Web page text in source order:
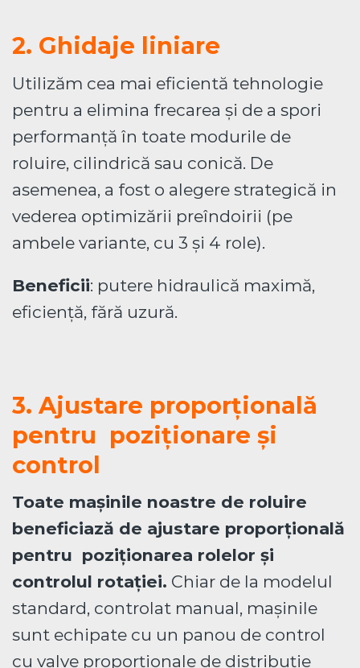
2. Ghidaje liniare
Utilizăm cea mai eficientă tehnologie
pentru a elimina frecarea și de a spori
performanță în toate modurile de
roluire, cilindrică sau conică. De
asemenea, a fost o alegere strategică in
vederea optimizării preîndoirii (pe
ambele variante, cu 3 și 4 role).
Beneficii: putere hidraulică maximă,
eficiență, fără uzură.
3. Ajustare proporțională
pentru poziționare și
control
Toate mașinile noastre de roluire
beneficiază de ajustare proporțională
pentru poziționarea rolelor și
controlul rotației. Chiar de la modelul
standard, controlat manual, mașinile
sunt echipate cu un panou de control
cu valve proporționale de distribuție